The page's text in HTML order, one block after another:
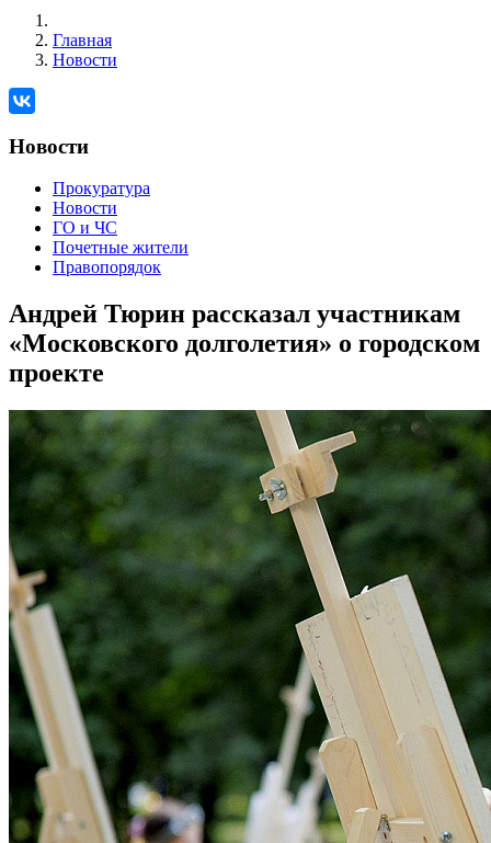
Главная
Новости
Новости
Прокуратура
Новости
ГО и ЧС
Почетные жители
Правопорядок
Андрей Тюрин рассказал участникам
«Московского долголетия» о городском
проекте